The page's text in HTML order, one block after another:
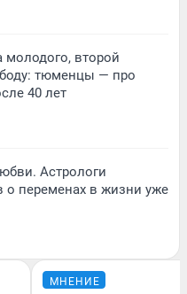
второй
тюменцы — про
40 лет
Астрологи
о переменах в жизни уже
МНЕНИЕ